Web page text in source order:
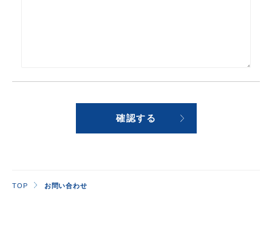
確認する
TOP お問い合わせ